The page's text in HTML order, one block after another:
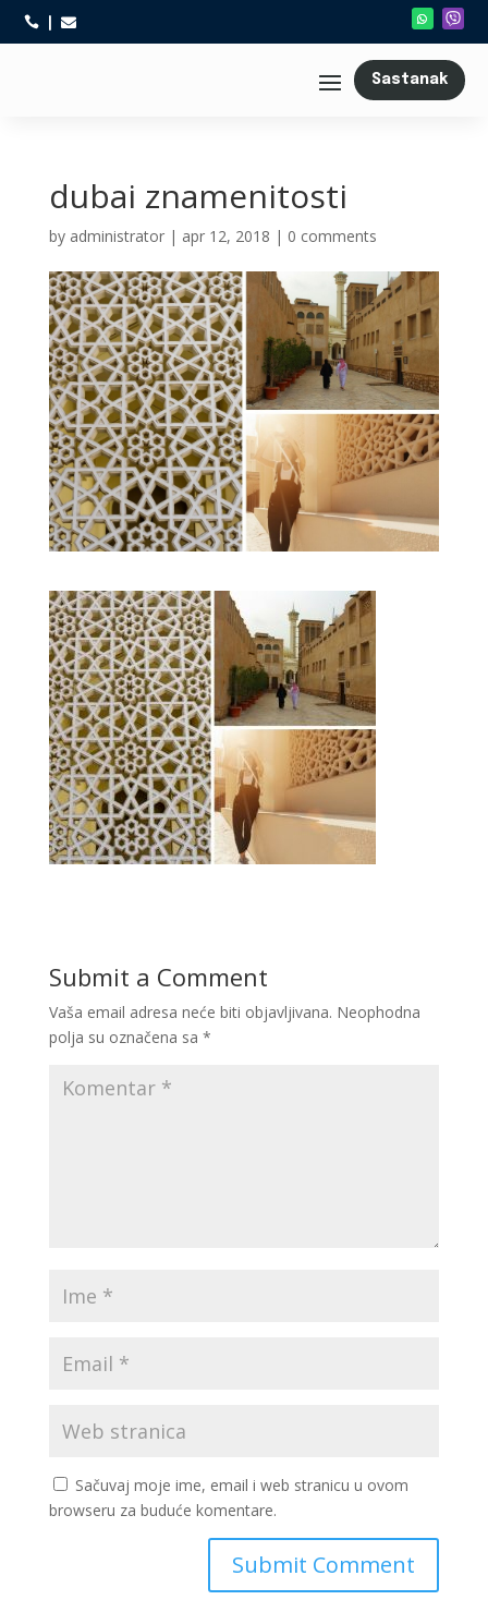
 
Sastanak
dubai znamenitosti
by administrator| apr 12, 2018 | 0 comments
Submit a Comment
Vaša email adresa neće biti objavljivana. Neophodna
polja su označena sa *
Sačuvaj moje ime, email i web stranicu u ovom
browseru za buduće komentare.